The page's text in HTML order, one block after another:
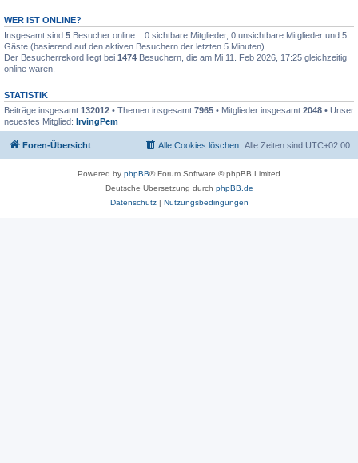
WER IST ONLINE?
Insgesamt sind 5 Besucher online :: 0 sichtbare Mitglieder, 0 unsichtbare Mitglieder und 5
Gäste (basierend auf den aktiven Besuchern der letzten 5 Minuten)
Der Besucherrekord liegt bei 1474 Besuchern, die am Mi 11. Feb 2026, 17:25 gleichzeitig
online waren.
STATISTIK
Beiträge insgesamt 132012 • Themen insgesamt 7965 • Mitglieder insgesamt 2048 • Unser
neuestes Mitglied: IrvingPem
Foren-Übersicht Alle Zeiten sind UTC+02:00
Alle Cookies löschen
Powered by phpBB® Forum Software © phpBB Limited
Deutsche Übersetzung durch phpBB.de
Datenschutz| Nutzungsbedingungen